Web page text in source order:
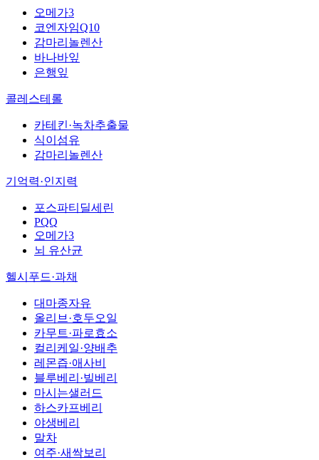
오메가3
코엔자임Q10
감마리놀렌산
바나바잎
은행잎
콜레스테롤
카테킨·녹차추출물
식이섬유
감마리놀렌산
기억력·인지력
포스파티딜세린
PQQ
오메가3
뇌 유산균
헬시푸드·과채
대마종자유
올리브·호두오일
카무트·파로효소
컬리케일·양배추
레몬즙·애사비
블루베리·빌베리
마시는샐러드
하스카프베리
야생베리
말차
여주·새싹보리